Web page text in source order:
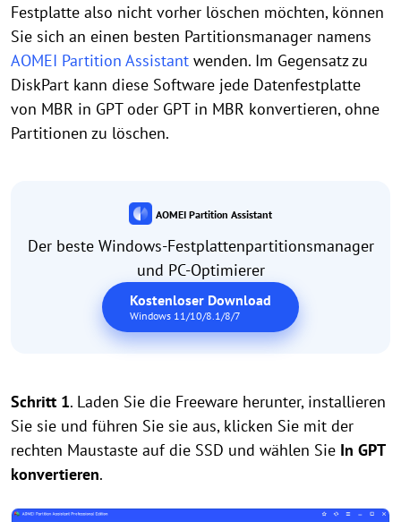
Festplatte also nicht vorher löschen möchten, können
Sie sich an einen besten Partitionsmanager namens
AOMEI Partition Assistant wenden. Im Gegensatz zu
DiskPart kann diese Software jede Datenfestplatte
von MBR in GPT oder GPT in MBR konvertieren, ohne
Partitionen zu löschen.
AOMEI Partition Assistant
Der beste Windows-Festplattenpartitionsmanager
und PC-Optimierer
Kostenloser Download
Windows 11/10/8.1/8/7
Schritt 1. Laden Sie die Freeware herunter, installieren
Sie sie und führen Sie sie aus, klicken Sie mit der
rechten Maustaste auf die SSD und wählen Sie In GPT
konvertieren.